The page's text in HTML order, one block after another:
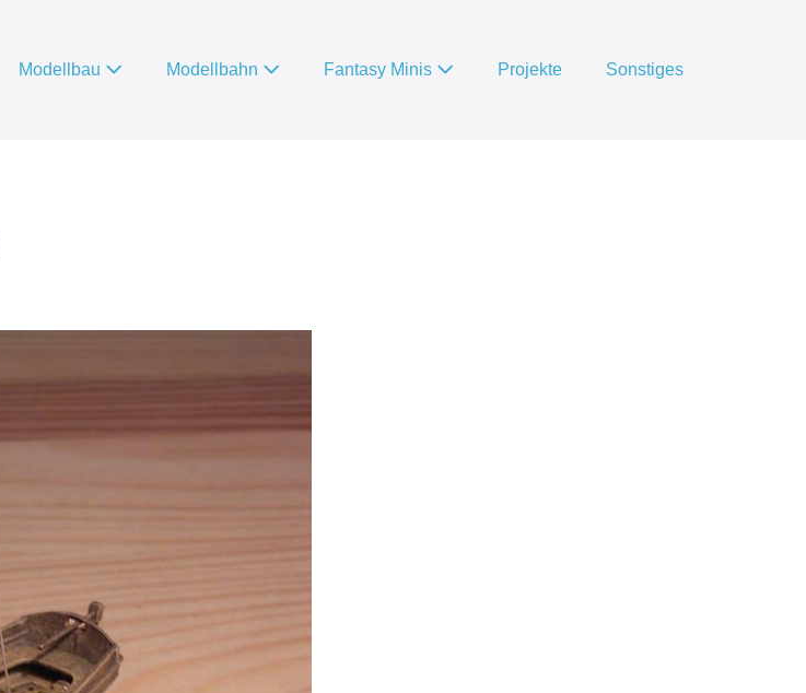
Modellbau Modellbahn Fantasy Minis Projekte Sonstiges